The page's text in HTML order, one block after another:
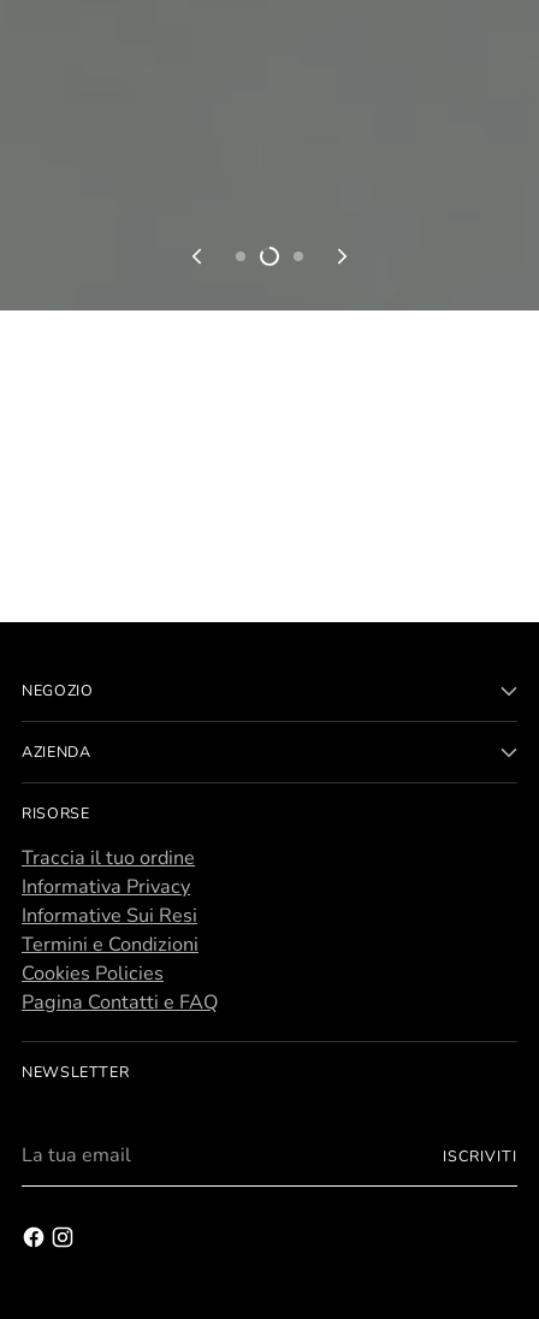
NEGOZIO
AZIENDA
RISORSE
Traccia il tuo ordine
Informativa Privacy
Informative Sui Resi
Termini e Condizioni
Cookies Policies
Pagina Contatti e FAQ
NEWSLETTER
tua
ISCRIVITI